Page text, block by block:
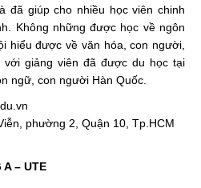
đã giúp cho nhiều học viên chinh
Không những được học về ngôn
hiểu được về văn hóa, con người,
với giảng viên đã được du học tại
ngữ, con người Hàn Quốc.
phường 2, Quận 10, Tp.HCM
– UTE